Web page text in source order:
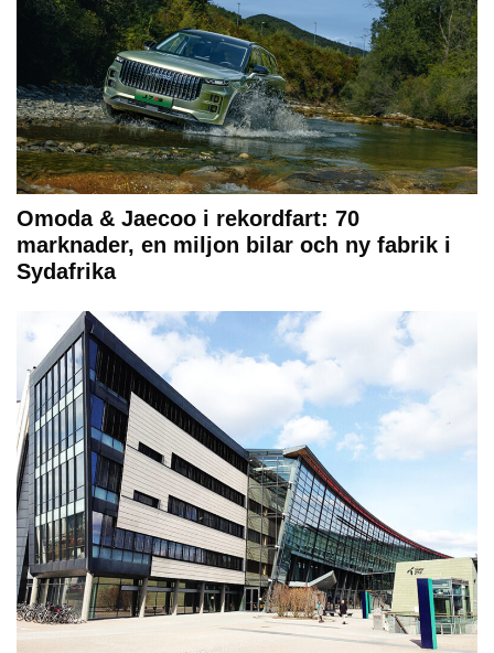
Omoda & Jaecoo i rekordfart: 70
marknader, en miljon bilar och ny fabrik i
Sydafrika